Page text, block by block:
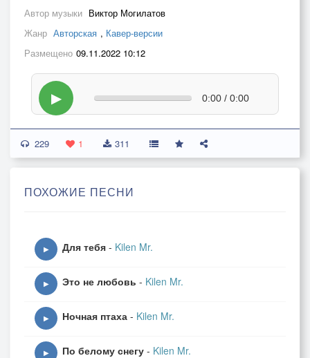
Автор музыки Виктор Могилатов
Жанр Авторская , Кавер-версии
Размещено 09.11.2022 10:12
▶ 0:00 / 0:00
229 1 311
ПОХОЖИЕ ПЕСНИ
▶ Для тебя - Kilen Mr.
▶ Это не любовь - Kilen Mr.
▶ Ночная птаха - Kilen Mr.
▶ По белому снегу - Kilen Mr.